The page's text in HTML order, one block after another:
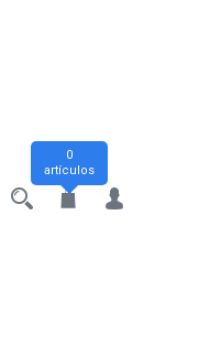
0
artículos